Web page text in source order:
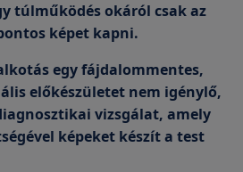
túlműködés okáról csak az
képet kapni.
egy fájdalommentes,
előkészületet nem igénylő,
vizsgálat, amely
képeket készít a test